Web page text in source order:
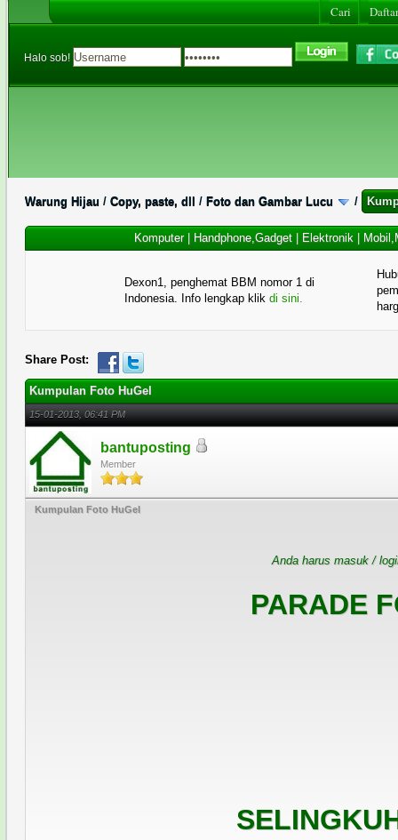
Cari
Halo sob!
Warung Hijau / Copy, paste, dll / Foto dan Gambar Lucu /
Komputer| Handphone,Gadget| Elektronik|
Dexon1, penghemat BBM nomor 1 di
Indonesia. Info lengkap klik di sini.
Share Post:
Kumpulan Foto HuGel
15-01-2013, 06:41 PM
bantuposting
Member
Kumpulan Foto HuGel
Anda harus masuk /
PARADE